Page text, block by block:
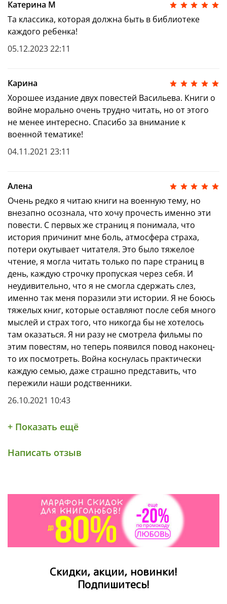
Катерина М
Та классика, которая должна быть в библиотеке
каждого ребенка!
05.12.2023 22:11
Карина
Хорошее издание двух повестей Васильева. Книги о
войне морально очень трудно читать, но от этого
не менее интересно. Спасибо за внимание к
военной тематике!
04.11.2021 23:11
Алена
Очень редко я читаю книги на военную тему, но
внезапно осознала, что хочу прочесть именно эти
повести. С первых же страниц я понимала, что
история причинит мне боль, атмосфера страха,
потери окутывает читателя. Это было тяжелое
чтение, я могла читать только по паре страниц в
день, каждую строчку пропуская через себя. И
неудивительно, что я не смогла сдержать слез,
именно так меня поразили эти истории. Я не боюсь
тяжелых книг, которые оставляют после себя много
мыслей и страх того, что никогда бы не хотелось
там оказаться. Я ни разу не смотрела фильмы по
этим повестям, но теперь появился повод наконец-
то их посмотреть. Война коснулась практически
каждую семью, даже страшно представить, что
пережили наши родственники.
26.10.2021 10:43
+ Показать ещё
Написать отзыв
Скидки, акции, новинки!
Подпишитесь!